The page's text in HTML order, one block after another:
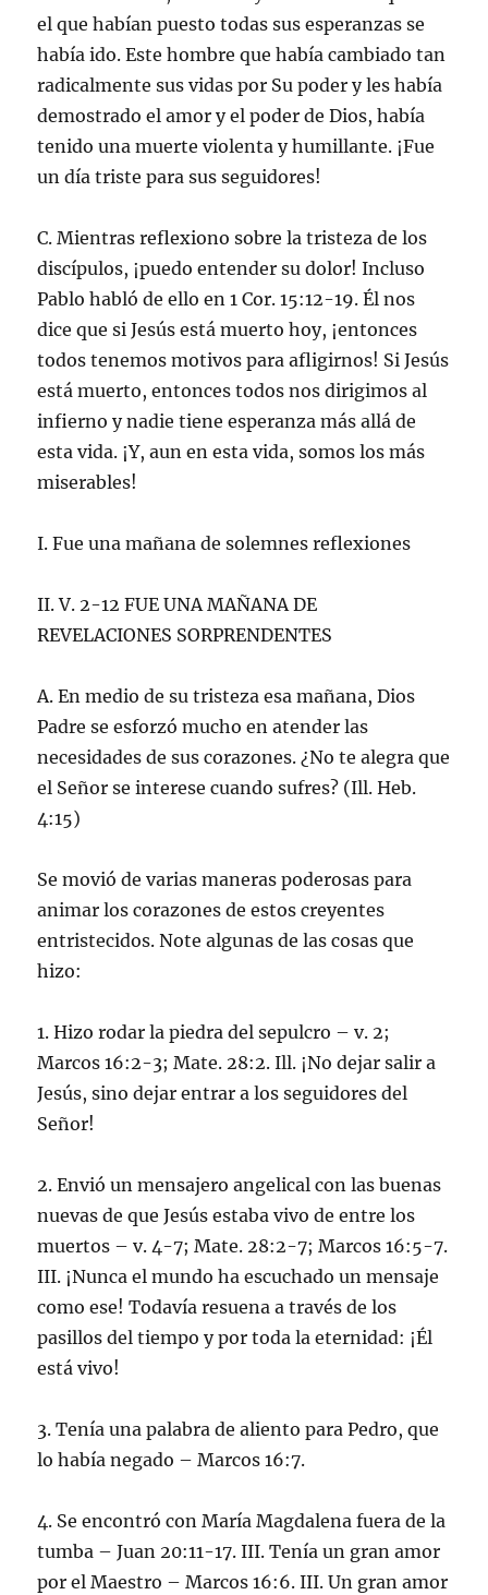
el que habían puesto todas sus esperanzas se
había ido. Este hombre que había cambiado tan
radicalmente sus vidas por Su poder y les había
demostrado el amor y el poder de Dios, había
tenido una muerte violenta y humillante. ¡Fue
un día triste para sus seguidores!
C. Mientras reflexiono sobre la tristeza de los
discípulos, ¡puedo entender su dolor! Incluso
Pablo habló de ello en 1 Cor. 15:12-19. Él nos
dice que si Jesús está muerto hoy, ¡entonces
todos tenemos motivos para afligirnos! Si Jesús
está muerto, entonces todos nos dirigimos al
infierno y nadie tiene esperanza más allá de
esta vida. ¡Y, aun en esta vida, somos los más
miserables!
I. Fue una mañana de solemnes reflexiones
II. V. 2-12 FUE UNA MAÑANA DE
REVELACIONES SORPRENDENTES
A. En medio de su tristeza esa mañana, Dios
Padre se esforzó mucho en atender las
necesidades de sus corazones. ¿No te alegra que
el Señor se interese cuando sufres? (Ill. Heb.
4:15)
Se movió de varias maneras poderosas para
animar los corazones de estos creyentes
entristecidos. Note algunas de las cosas que
hizo:
1. Hizo rodar la piedra del sepulcro – v. 2;
Marcos 16:2-3; Mate. 28:2. Ill. ¡No dejar salir a
Jesús, sino dejar entrar a los seguidores del
Señor!
2. Envió un mensajero angelical con las buenas
nuevas de que Jesús estaba vivo de entre los
muertos – v. 4-7; Mate. 28:2-7; Marcos 16:5-7.
III. ¡Nunca el mundo ha escuchado un mensaje
como ese! Todavía resuena a través de los
pasillos del tiempo y por toda la eternidad: ¡Él
está vivo!
3. Tenía una palabra de aliento para Pedro, que
lo había negado – Marcos 16:7.
4. Se encontró con María Magdalena fuera de la
tumba – Juan 20:11-17. III. Tenía un gran amor
por el Maestro – Marcos 16:6. III. Un gran amor